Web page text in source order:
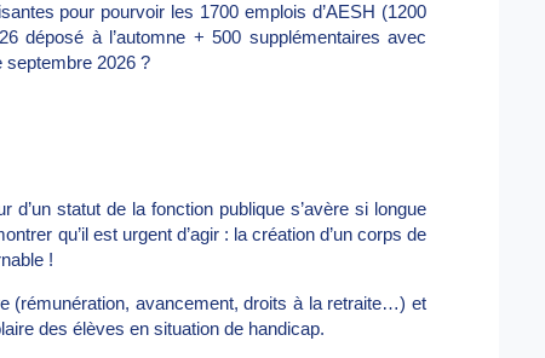
pour pourvoir les 1700 emplois d’AESH (1200
déposé à l’automne + 500 supplémentaires avec
septembre 2026 ?
statut de la fonction publique s’avère si longue
qu’il est urgent d’agir : la création d’un corps de
!
(rémunération, avancement, droits à la retraite…) et
des élèves en situation de handicap.